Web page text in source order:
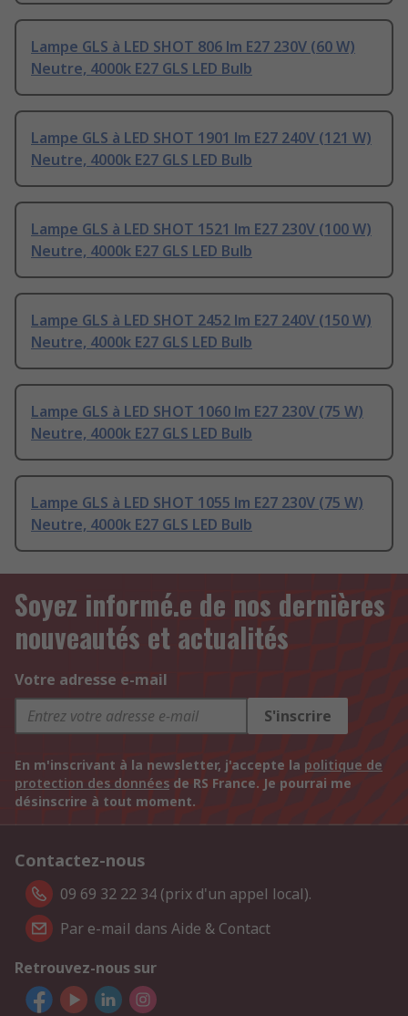
Lampe GLS à LED SHOT 806 lm E27 230V (60 W)
Neutre, 4000k E27 GLS LED Bulb
Lampe GLS à LED SHOT 1901 lm E27 240V (121 W)
Neutre, 4000k E27 GLS LED Bulb
Lampe GLS à LED SHOT 1521 lm E27 230V (100 W)
Neutre, 4000k E27 GLS LED Bulb
Lampe GLS à LED SHOT 2452 lm E27 240V (150 W)
Neutre, 4000k E27 GLS LED Bulb
Lampe GLS à LED SHOT 1060 lm E27 230V (75 W)
Neutre, 4000k E27 GLS LED Bulb
Lampe GLS à LED SHOT 1055 lm E27 230V (75 W)
Neutre, 4000k E27 GLS LED Bulb
Soyez informé.e de nos dernières
nouveautés et actualités
Votre adresse e-mail
S'inscrire
En m'inscrivant à la newsletter, j'accepte la politique de
protection des données de RS France. Je pourrai me
désinscrire à tout moment.
Contactez-nous
09 69 32 22 34 (prix d'un appel local).
Par e-mail dans Aide & Contact
Retrouvez-nous sur